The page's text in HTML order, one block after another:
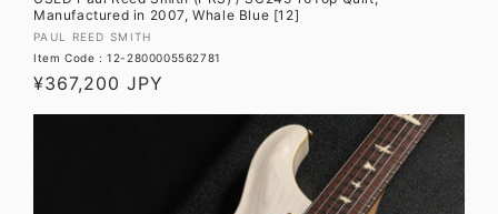
Manufactured in 2007, Whale Blue [12]
販
売
元:
PAUL REED SMITH
Item Code : 12-2800005562781
通
¥367,200 JPY